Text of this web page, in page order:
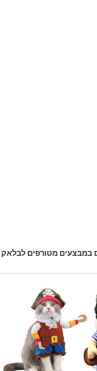
במבצעים מטורפים לבלאק